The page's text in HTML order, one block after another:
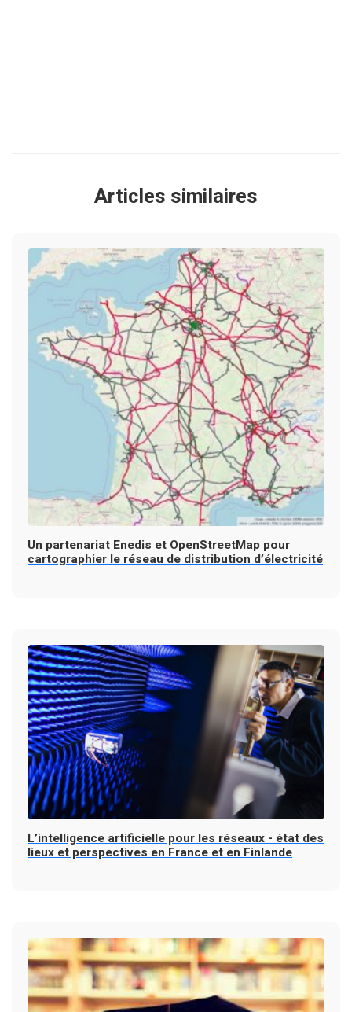
Articles similaires
Un partenariat Enedis et OpenStreetMap pour
cartographier le réseau de distribution d’électricité
L’intelligence artificielle pour les réseaux - état des
lieux et perspectives en France et en Finlande